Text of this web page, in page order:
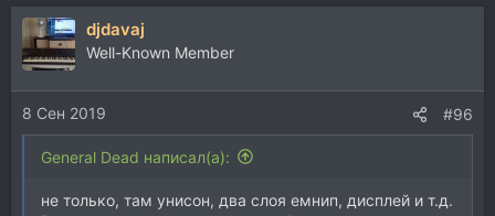
djdavaj
Well-Known Member
8 Сен 2019 #96
General Dead написал(а):
не только, там унисон, два слоя емнип, дисплей и т.д.